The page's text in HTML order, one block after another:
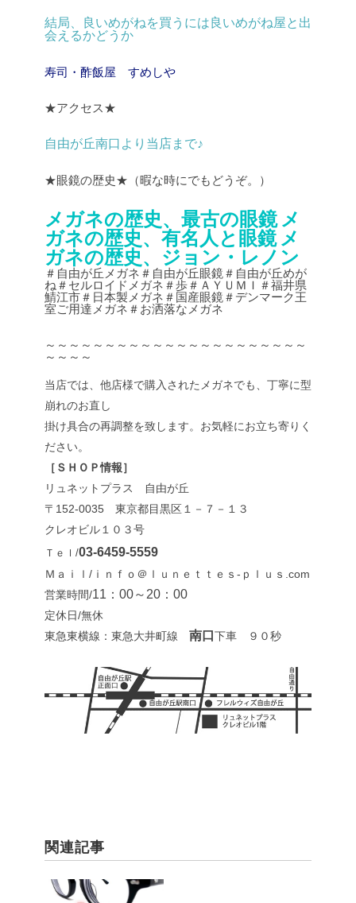
結局、良いめがねを買うには良いめがね屋と出
会えるかどうか
寿司・酢飯屋 すめしや
★アクセス★
自由が丘南口より当店まで♪
★眼鏡の歴史★（暇な時にでもどうぞ。）
メガネの歴史、最古の眼鏡 メ
ガネの歴史、有名人と眼鏡 メ
ガネの歴史、ジョン・レノン
＃自由が丘メガネ＃自由が丘眼鏡＃自由が丘めが
ね＃セルロイドメガネ＃歩＃ＡＹＵＭＩ＃福井県
鯖江市＃日本製メガネ＃国産眼鏡＃デンマーク王
室ご用達メガネ＃お洒落なメガネ
～～～～～～～～～～～～～～～～～～～～～～
～～～～
当店では、他店様で購入されたメガネでも、丁寧に型
崩れのお直し
掛け具合の再調整を致します。お気軽にお立ち寄りく
ださい。
［ＳＨＯＰ情報］
リュネットプラス 自由が丘
〒152-0035 東京都目黒区１－７－１３
クレオビル１０３号
Ｔｅｌ/03-6459-5559
Ｍａｉｌ/ｉｎｆｏ＠ｌｕｎｅｔｔｅｓ-ｐｌｕｓ.com
営業時間/11：00～20：00
定休日/無休
東急東横線：東急大井町線 南口 下車 ９０秒
関連記事